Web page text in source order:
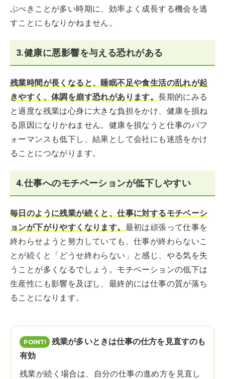
ぶべきことが多い時期に、効率よく成長する機会を逃
すことにもなりかねません。
3.健康に悪影響を与える恐れがある
残業時間が長くなると、睡眠不足や食生活の乱れが起
きやすく、体調を崩す恐れがあります。長期的にみる
と過度な残業は心身に大きな負担をかけ、健康を損ね
る原因になりかねません。健康を損なうと仕事のパフ
ォーマンスも低下し、結果として会社にも迷惑をかけ
ることにつながります。
4.仕事へのモチベーションが低下しやすい
毎日のように残業が続くと、仕事に対するモチベーシ
ョンが下がりやすくなります。最初は頑張って仕事を
終わらせようと努力していても、仕事が終わらないこ
とが続くと「どうせ終わらない」と感じ、やる気を失
うことが多くなるでしょう。モチベーションの低下は
生産性にも影響を及ぼし、最終的には仕事の質が落ち
ることになります。
残業が多いときは仕事の仕方を見直すのも
有効
残業が続く場合は、自分の仕事の進め方を見直し